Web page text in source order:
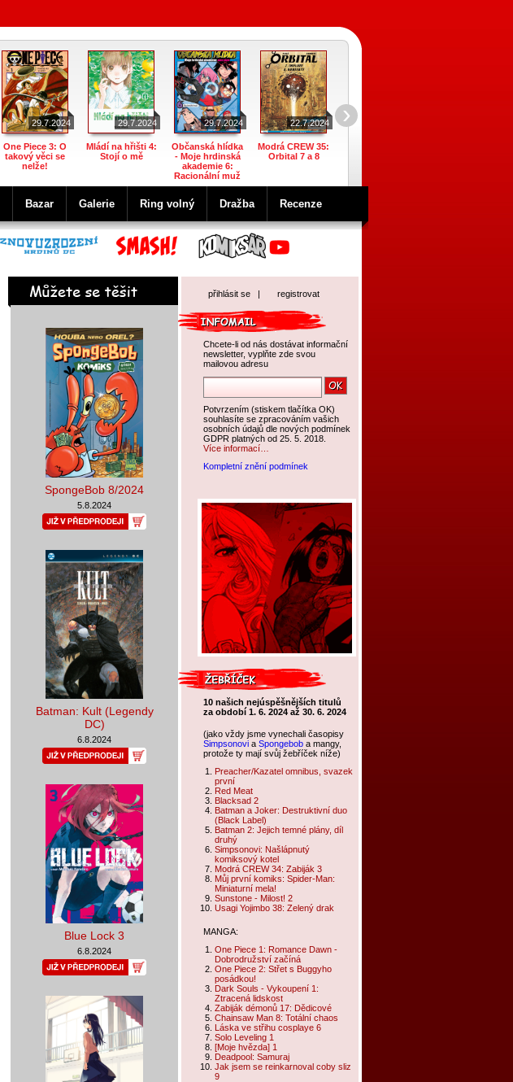
29.7.2024
One Piece 3: O
takový věci se
nelže!
29.7.2024
Mládí na hřišti 4:
Stojí o mě
29.7.2024
Občanská hlídka
- Moje hrdinská
akademie 6:
Racionální muž
22.7.2024
Modrá CREW 35:
Orbital 7 a 8
›
Bazar Galerie Ring volný Dražba Recenze
přihlásit se | registrovat
Chcete-li od nás dostávat informační
newsletter, vyplňte zde svou
mailovou adresu
Potvrzením (stiskem tlačítka OK)
souhlasíte se zpracováním vašich
osobních údajů dle nových podmínek
GDPR platných od 25. 5. 2018.
Více informací…
Kompletní znění podmínek
10 našich nejúspěšnějších titulů
za období 1. 6. 2024 až 30. 6. 2024
(jako vždy jsme vynechali časopisy
Simpsonovi a Spongebob a mangy,
protože ty mají svůj žebříček níže)
Preacher/Kazatel omnibus, svazek
první
Red Meat
Blacksad 2
Batman a Joker: Destruktivní duo
(Black Label)
Batman 2: Jejich temné plány, díl
druhý
Simpsonovi: Našlápnutý
komiksový kotel
Modrá CREW 34: Zabiják 3
Můj první komiks: Spider-Man:
Miniaturní mela!
Sunstone - Milost! 2
Usagi Yojimbo 38: Zelený drak
MANGA:
One Piece 1: Romance Dawn -
Dobrodružství začíná
One Piece 2: Střet s Buggyho
posádkou!
Dark Souls - Vykoupení 1:
Ztracená lidskost
Zabiják démonů 17: Dědicové
Chainsaw Man 8: Totální chaos
Láska ve střihu cosplaye 6
Solo Leveling 1
[Moje hvězda] 1
Deadpool: Samuraj
Jak jsem se reinkarnoval coby sliz
9
SpongeBob 8/2024
5.8.2024
Batman: Kult (Legendy
DC)
6.8.2024
Blue Lock 3
6.8.2024